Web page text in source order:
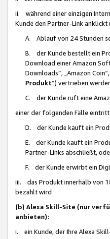
ii. während einer einzigen
Kunde den Partner-Link
A. Ablauf von 24 Stunden
B. der Kunde bestellt ein
Download einer Amazon
Downloads“, „Amazon
Produkt“) vertrieben
C. der Kunde ruft eine
einer der folgenden Fälle eintritt:
D. der Kunde kauft ein
E. der Kunde kauft ein
Partner-Links abschließt,
F. der Kunde erwirbt ein
iii. das Produkt innerhalb von
bezahlt wird
(b) Alexa Skill-Site (nur
anbieten):
i. ein Kunde, der Ihre Alexa